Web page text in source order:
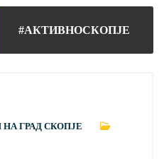
#АКТИВНОСКОПЈЕ
ГРАД СКОПЈЕ